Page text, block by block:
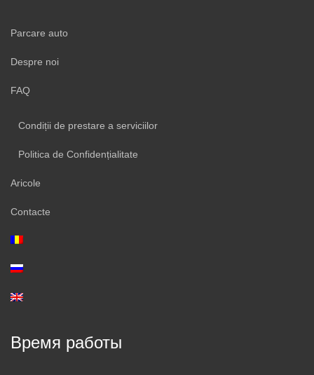
Parcare auto
Despre noi
FAQ
Condiții de prestare a serviciilor
Politica de Confidențialitate
Aricole
Contacte
Время работы